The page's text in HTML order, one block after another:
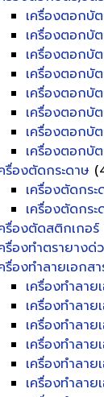
เครื่องตอกบั
เครื่องตอกบั
เครื่องตอกบั
เครื่องตอกบั
เครื่องตอกบั
เครื่องตอกบัต
เครื่องตอกบั
เครื่องตอกบั
รื่องตัดกระดาษ
เครื่องตัดกร
เครื่องตัดกร
รื่องตัดสติกเกอร์
รื่องทำตรายางด่
รื่องทำลายเอกส
เครื่องทำลาย
เครื่องทำลาย
เครื่องทำลาย
เครื่องทำลา
เครื่องทำลาย
เครื่องทำลาย